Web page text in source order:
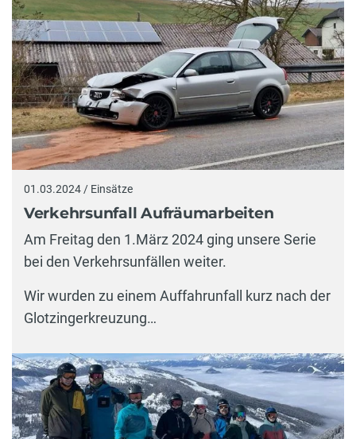
01.03.2024 / Einsätze
Verkehrsunfall Aufräumarbeiten
Am Freitag den 1.März 2024 ging unsere Serie
bei den Verkehrsunfällen weiter.
Wir wurden zu einem Auffahrunfall kurz nach der
Glotzingerkreuzung…